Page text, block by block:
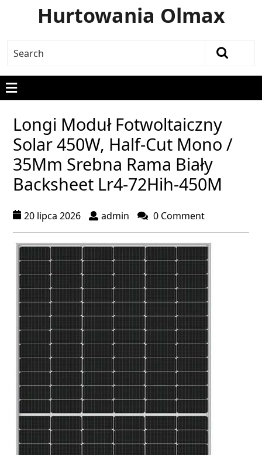
Hurtowania Olmax
Longi Moduł Fotwoltaiczny
Solar 450W, Half-Cut Mono /
35Mm Srebna Rama Biały
Backsheet Lr4-72Hih-450M
20 lipca 2026 admin 0 Comment